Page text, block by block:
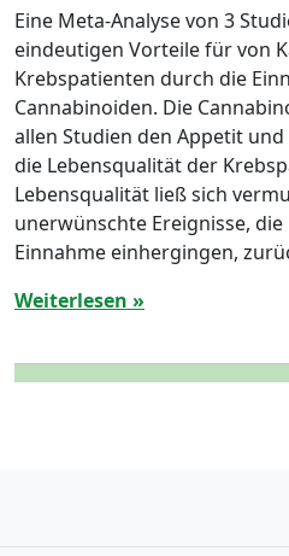
Eine Meta-Analyse von 3
eindeutigen Vorteile für von
Krebspatienten durch die
Cannabinoiden. Die
allen Studien den Appetit
die Lebensqualität der
Lebensqualität ließ sich
unerwünschte Ereignisse,
Einnahme einhergingen,
Weiterlesen »